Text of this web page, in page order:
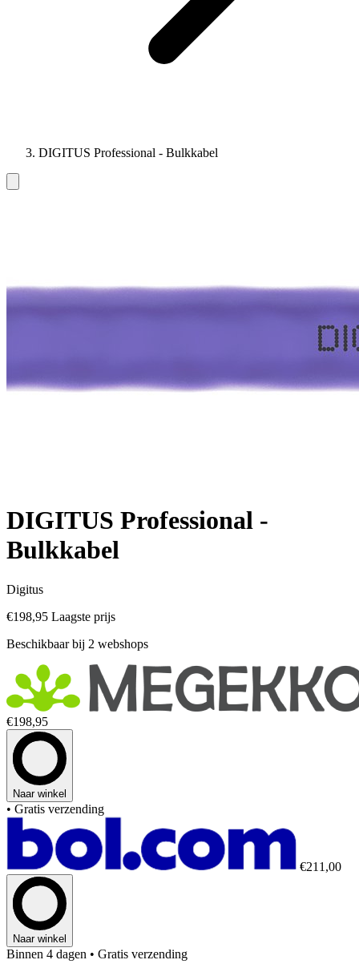
DIGITUS Professional - Bulkkabel
DIGITUS Professional -
Bulkkabel
Digitus
€198,95 Laagste prijs
Beschikbaar bij 2 webshops
€198,95
Naar winkel
• Gratis verzending
€211,00
Naar winkel
Binnen 4 dagen • Gratis verzending